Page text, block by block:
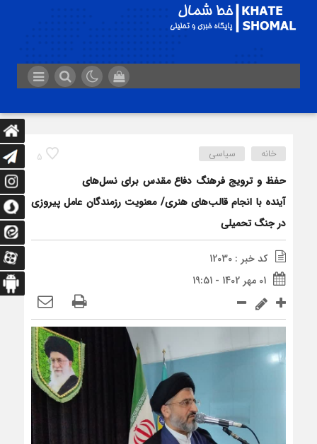
5 خانه سیاسی
حفظ و ترویج فرهنگ دفاع مقدس برای نسل‌های
آینده با انجام قالب‌های هنری/ معنویت رزمندگان عامل پیروزی
در جنگ تحمیلی
کد خبر : 12030
01 مهر 1402 - 19:51